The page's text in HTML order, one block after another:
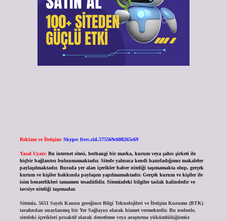
Reklam ve İletişim: Skype: live:.cid.575569c608265c69
Yasal Uyarı: Bu internet sitesi, herhangi bir marka, kurum veya şahıs şirketi ile
hiçbir bağlantısı bulunmamaktadır. Sitede yalnızca kendi hazırladığımız makaleler
paylaşılmaktadır. Burada yer alan içerikler haber niteliği taşımamakta olup, gerçek
kurum ve kişiler hakkında paylaşım yapılmamaktadır. Gerçek kurum ve kişiler ile
isim benzerlikleri tamamen tesadüfidir. Sitemizdeki bilgiler taslak halindedir ve
tavsiye niteliği taşımazlar.
Sitemiz, 5651 Sayılı Kanun gereğince Bilgi Teknolojileri ve İletişim Kurumu (BTK)
tarafından onaylanmış bir Yer Sağlayıcı olarak hizmet vermektedir. Bu nedenle,
sitedeki içerikleri proaktif olarak denetleme veya araştırma yükümlülüğümüz